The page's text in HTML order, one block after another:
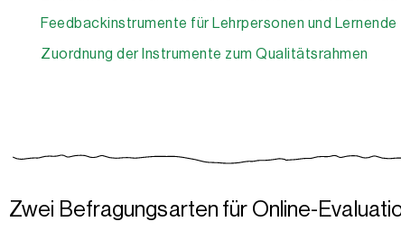
Feedbackinstrumente für Lehrpersonen und Lernende
Zuordnung der Instrumente zum Qualitätsrahmen
Zwei Befragungsarten für Online-